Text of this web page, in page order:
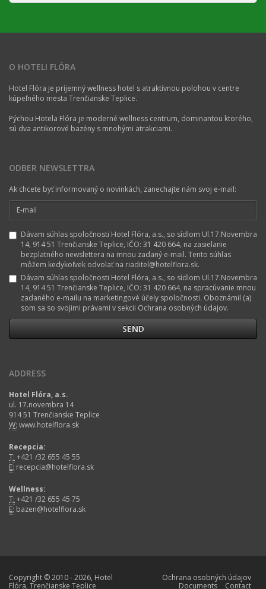
O HOTELI FLÓRA
Hotel Flóra je príjemný wellness hotel s atraktívnou polohou v centre
kúpeľného mesta Trenčianske Teplice.
Pýchou Hotela Flóra je moderné wellness centrum, dominantou ktorého,
sú dva antikorové bazény s mnohými atrakciami.
ODBER NEWSLETTRA
Ak chcete byť informovaný o novinkách, zanechajte nám svoj e-mail:
Dávam súhlas spoločnosti Hotel Flóra, a.s., so sídlom Ul.17.Novembra
14, 914 51 Trenčianske Teplice, IČO: 31 420 664, na zasielanie
bezplatného newslettera na mnou zadaný e-mail. Tento súhlas
môžem kedykoľvek odvolať na riaditel@hotelflora.sk.
Dávam súhlas spoločnosti Hotel Flóra, a.s., so sídlom Ul.17.Novembra
14, 914 51 Trenčianske Teplice, IČO: 31 420 664, na spracúvanie mnou
zadaného e-mailu na marketingové účely spoločnosti. Oboznámil (a)
som sa so svojimi právami v sekcii Ochrana osobných údajov.
ADDRESS
Hotel Flóra, a.s.
ul. 17.novembra 14
914 51 Trenčianske Teplice
W: www.hotelflora.sk
Recepcia:
T: +421 /32 655 45 55
E: recepcia@hotelflora.sk
Wellness:
T: +421 /32 655 45 75
E: bazen@hotelflora.sk
Copyright © 2010 - 2026, Hotel
Flóra, Trenčianske Teplice
Ochrana osobných údajov
Documents
Contact